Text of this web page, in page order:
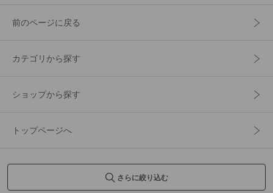
前のページに戻る
カテゴリから探す
ショップから探す
トップページへ
さらに絞り込む